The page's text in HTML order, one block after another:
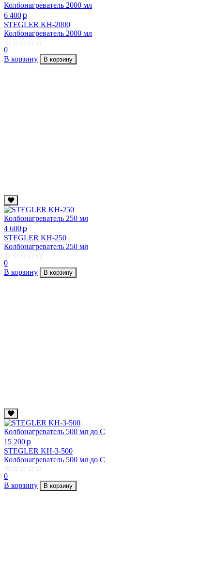
6 400p
STEGLER KH-2000
Колбонагреватель 2000 мл
0
В корзину
В корзину
4 600p
STEGLER KH-250
Колбонагреватель 250 мл
0
В корзину
В корзину
15 200p
STEGLER KH-3-500
Колбонагреватель 500 мл до C
0
В корзину
В корзину